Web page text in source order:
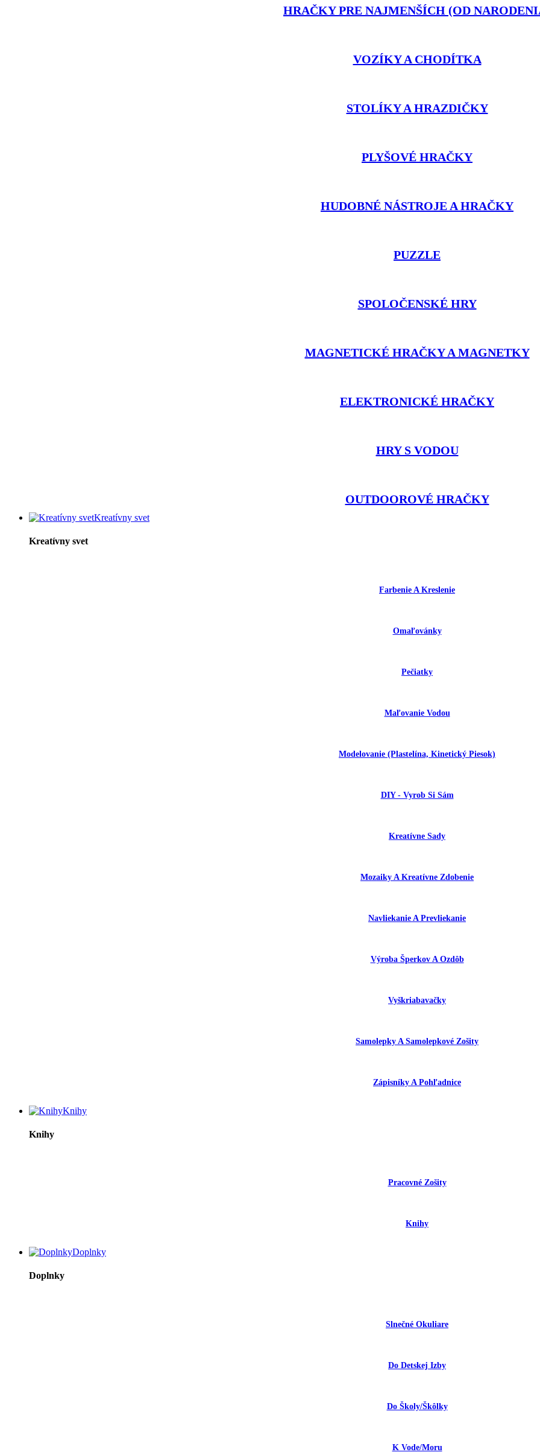
HRAČKY PRE NAJMENŠÍCH (OD
VOZÍKY A CHODÍTKA
STOLÍKY A HRAZDIČKY
PLYŠOVÉ HRAČKY
HUDOBNÉ NÁSTROJE A HRAČKY
PUZZLE
SPOLOČENSKÉ HRY
MAGNETICKÉ HRAČKY A MAGNETKY
ELEKTRONICKÉ HRAČKY
HRY S VODOU
OUTDOOROVÉ HRAČKY
Kreatívny svet
Kreatívny svet
Farbenie A Kreslenie
Omaľovánky
Pečiatky
Maľovanie Vodou
Modelovanie (plastelína, Kinetický Piesok)
DIY - Vyrob Si Sám
Kreatívne Sady
Mozaiky A Kreatívne Zdobenie
Navliekanie A Prevliekanie
Výroba Šperkov A Ozdôb
Vyškriabavačky
Samolepky A Samolepkové Zošity
Zápisníky A Pohľadnice
Knihy
Knihy
Pracovné Zošity
Knihy
Doplnky
Doplnky
Slnečné Okuliare
Do Detskej Izby
Do Školy/škôlky
K Vode/moru